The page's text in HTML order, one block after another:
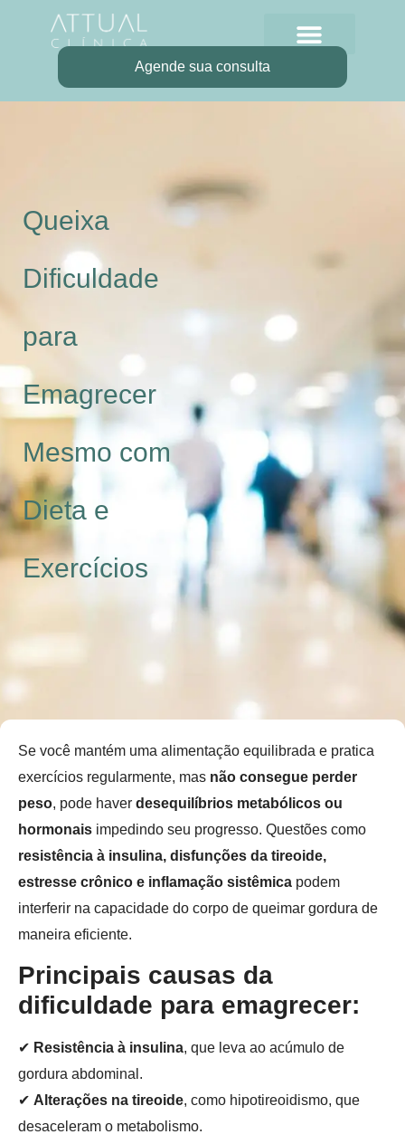
Agende sua consulta
Queixa
Dificuldade
para
Emagrecer
Mesmo com
Dieta e
Exercícios
Se você mantém uma alimentação equilibrada e pratica
exercícios regularmente, mas não consegue perder
peso, pode haver desequilíbrios metabólicos ou
hormonais impedindo seu progresso. Questões como
resistência à insulina, disfunções da tireoide,
estresse crônico e inflamação sistêmica podem
interferir na capacidade do corpo de queimar gordura de
maneira eficiente.
Principais causas da
dificuldade para emagrecer:
✔ Resistência à insulina, que leva ao acúmulo de
gordura abdominal.
✔ Alterações na tireoide, como hipotireoidismo, que
desaceleram o metabolismo.